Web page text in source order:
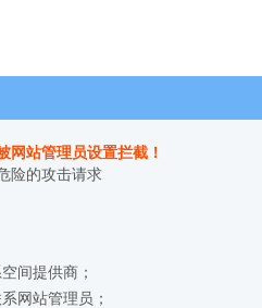
网站管理员设置拦截！
险的攻击请求
间提供商；
网站管理员；